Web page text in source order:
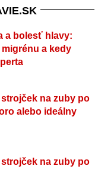
a bolesť hlavy:
a kedy
na zuby po
alebo ideálny
na zuby po